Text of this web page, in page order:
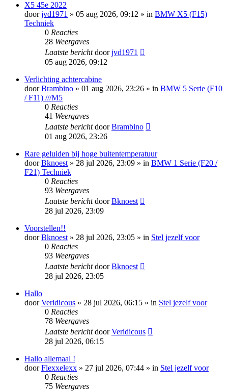
X5 45e 2022
doorjvd1971 » 05 aug 2026, 09:12 » in BMW X5 (F15)
Techniek
0 Reacties
28 Weergaves
Laatste berichtdoorjvd1971
05 aug 2026, 09:12
Verlichting achtercabine
doorBrambino » 01 aug 2026, 23:26 » in BMW 5 Serie (F10
/ F11) ///M5
0 Reacties
41 Weergaves
Laatste berichtdoorBrambino
01 aug 2026, 23:26
Rare geluiden bij hoge buitentemperatuur
doorBknoest » 28 jul 2026, 23:09 » in BMW 1 Serie (F20 /
F21) Techniek
0 Reacties
93 Weergaves
Laatste berichtdoorBknoest
28 jul 2026, 23:09
Voorstellen!!
doorBknoest » 28 jul 2026, 23:05 » in Stel jezelf voor
0 Reacties
93 Weergaves
Laatste berichtdoorBknoest
28 jul 2026, 23:05
Hallo
doorVeridicous » 28 jul 2026, 06:15 » in Stel jezelf voor
0 Reacties
78 Weergaves
Laatste berichtdoorVeridicous
28 jul 2026, 06:15
Hallo allemaal !
doorFlexxelexx » 27 jul 2026, 07:44 » in Stel jezelf voor
0 Reacties
75 Weergaves